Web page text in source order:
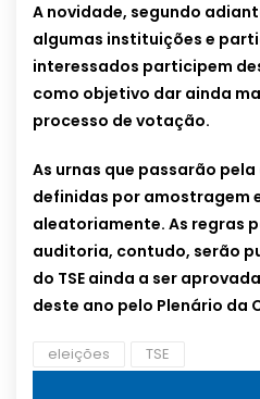
A novidade, segundo
algumas instituições e
interessados participem
como objetivo dar ainda
processo de votação.
As urnas que passarão
definidas por amostragem
aleatoriamente. As regras
auditoria, contudo, serão
do TSE ainda a ser
deste ano pelo Plenário da
eleições TSE